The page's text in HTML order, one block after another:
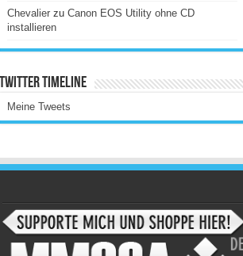
Chevalierzu Canon EOS Utility ohne CD
installieren
Twitter Timeline
Meine Tweets